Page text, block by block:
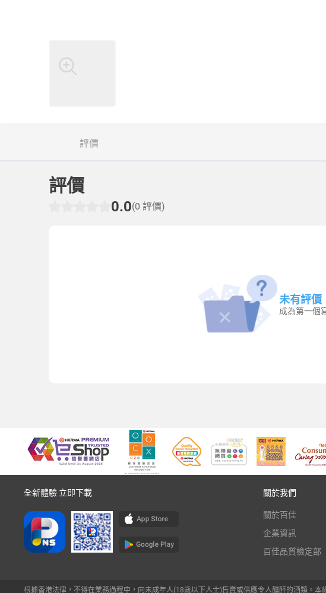
評價
評價
0.0(0 評價)
未有評價
成為第一個
全新體驗 立即下載 關於我們
關於百佳
企業資訊
百佳品質檢定部
根據香港法律，不得在業務過程中，向未成年人(18歲以下人士)售賣或供應令人醺醉的酒類。本